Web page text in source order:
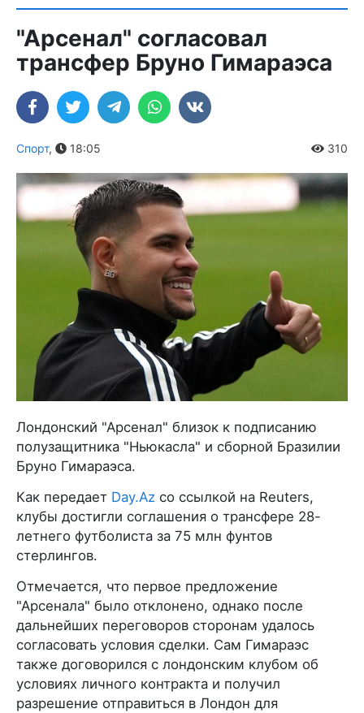
"Арсенал" согласовал
трансфер Бруно Гимараэса
Спорт, 18:05 310
Лондонский "Арсенал" близок к подписанию
полузащитника "Ньюкасла" и сборной Бразилии
Бруно Гимараэса.
Как передает Day.Az со ссылкой на Reuters,
клубы достигли соглашения о трансфере 28-
летнего футболиста за 75 млн фунтов
стерлингов.
Отмечается, что первое предложение
"Арсенала" было отклонено, однако после
дальнейших переговоров сторонам удалось
согласовать условия сделки. Сам Гимараэс
также договорился с лондонским клубом об
условиях личного контракта и получил
разрешение отправиться в Лондон для